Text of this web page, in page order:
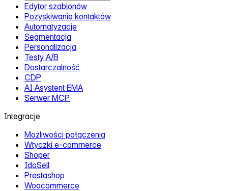
Edytor szablonów
Pozyskiwanie kontaktów
Automatyzacje
Segmentacja
Personalizacja
Testy A/B
Dostarczalność
CDP
AI Asystent EMA
Serwer MCP
Integracje
Możliwości połączenia
Wtyczki e‑commerce
Shoper
IdoSell
Prestashop
Woocommerce